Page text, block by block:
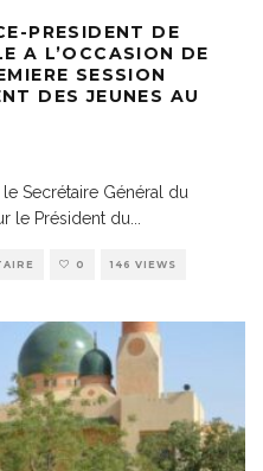
PRESIDENT DE
A L’OCCASION DE
SESSION
DES JEUNES AU
Secrétaire Général du
le Président du
0 146 VIEWS